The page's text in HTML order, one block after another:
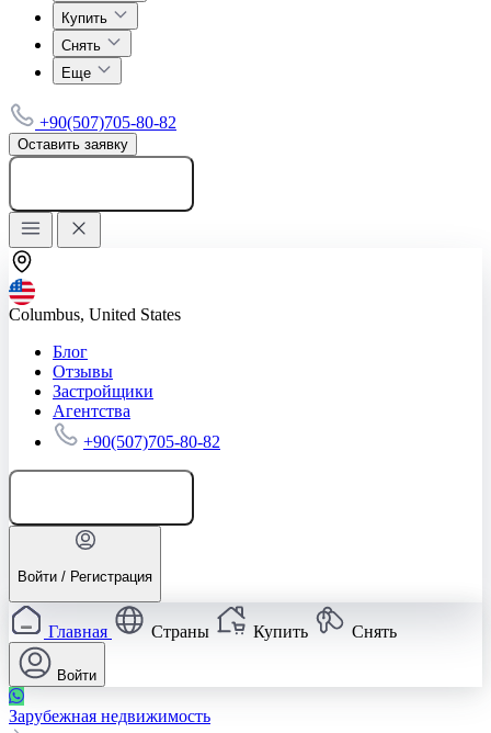
Купить
Снять
Еще
+90(507)705-80-82
Оставить заявку
Columbus, United States
Блог
Отзывы
Застройщики
Агентства
+90(507)705-80-82
Войти / Регистрация
Главная Страны Купить Снять
Войти
Зарубежная недвижимость